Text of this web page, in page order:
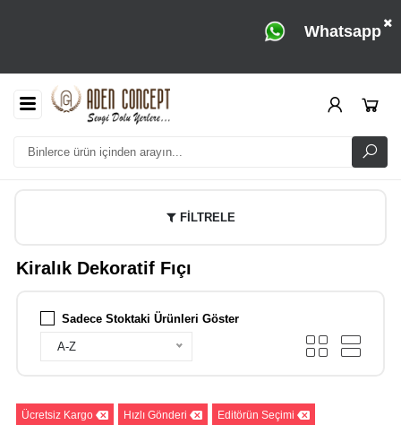
Whatsapp
FİLTRELE
Kiralık Dekoratif Fıçı
Sadece Stoktaki Ürünleri Göster
A-Z
Ücretsiz Kargo Hızlı Gönderi Editörün Seçimi